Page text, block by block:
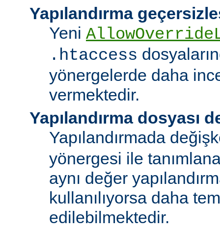
Yapılandırma
Yeni
.htaccess
yönergelerde daha
vermektedir.
Yapılandırma dosyası
Yapılandırmada
yönergesi ile
aynı değer
kullanılıyorsa daha
edilebilmektedir.